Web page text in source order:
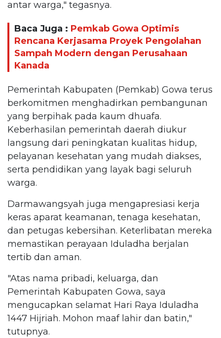
antar warga," tegasnya.
Baca Juga : Pemkab Gowa Optimis
Rencana Kerjasama Proyek Pengolahan
Sampah Modern dengan Perusahaan
Kanada
Pemerintah Kabupaten (Pemkab) Gowa terus
berkomitmen menghadirkan pembangunan
yang berpihak pada kaum dhuafa.
Keberhasilan pemerintah daerah diukur
langsung dari peningkatan kualitas hidup,
pelayanan kesehatan yang mudah diakses,
serta pendidikan yang layak bagi seluruh
warga.
Darmawangsyah juga mengapresiasi kerja
keras aparat keamanan, tenaga kesehatan,
dan petugas kebersihan. Keterlibatan mereka
memastikan perayaan Iduladha berjalan
tertib dan aman.
"Atas nama pribadi, keluarga, dan
Pemerintah Kabupaten Gowa, saya
mengucapkan selamat Hari Raya Iduladha
1447 Hijriah. Mohon maaf lahir dan batin,"
tutupnya.